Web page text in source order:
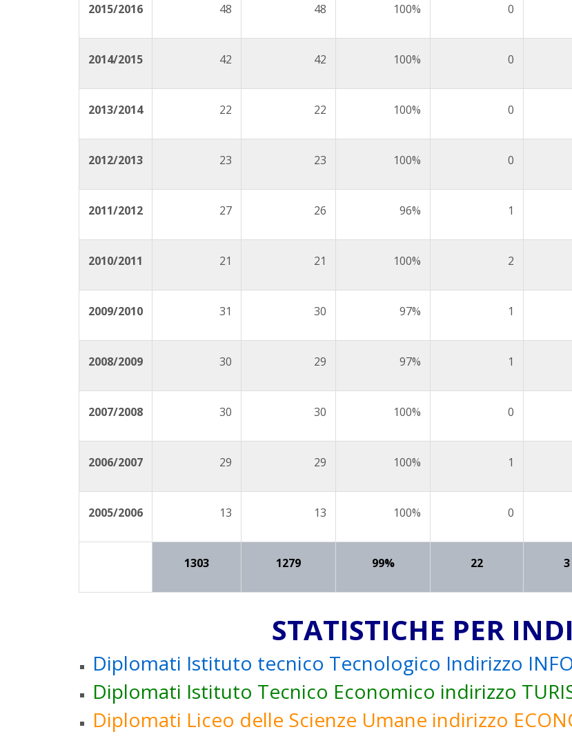
2015/2016 48 48 100% 0
2014/2015 42 42 100% 0
2013/2014 22 22 100% 0
2012/2013 23 23 100% 0
2011/2012 27 26 96% 1
2010/2011 21 21 100% 2
2009/2010 31 30 97% 1
2008/2009 30 29 97% 1
2007/2008 30 30 100% 0
2006/2007 29 29 100% 1
2005/2006 13 13 100% 0
1303 1279 99% 22 3
STATISTICHE PER
Diplomati Istituto tecnico Tecnologico Indirizzo
Diplomati Istituto Tecnico Economico indirizzo
Diplomati Liceo delle Scienze Umane indirizzo